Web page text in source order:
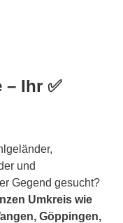
Ihr ✅
und
Gegend gesucht?
Umkreis wie
Göppingen,